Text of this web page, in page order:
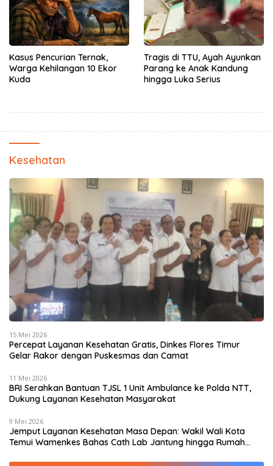
Kasus Pencurian Ternak,
Warga Kehilangan 10 Ekor
Kuda
Tragis di TTU, Ayah Ayunkan
Parang ke Anak Kandung
hingga Luka Serius
Kesehatan
15 Mei 2026
Percepat Layanan Kesehatan Gratis, Dinkes Flores Timur
Gelar Rakor dengan Puskesmas dan Camat
11 Mei 2026
BRI Serahkan Bantuan TJSL 1 Unit Ambulance ke Polda NTT,
Dukung Layanan Kesehatan Masyarakat
9 Mei 2026
Jemput Layanan Kesehatan Masa Depan: Wakil Wali Kota
Temui Wamenkes Bahas Cath Lab Jantung hingga Rumah